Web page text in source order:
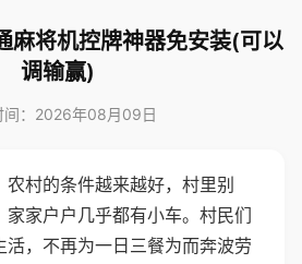
麻将机控牌神器免安装(可以
调输赢)
间：2026年08月09日
村的条件越来越好，村里别
家户户几乎都有小车。村民们
活，不再为一日三餐为而奔波劳